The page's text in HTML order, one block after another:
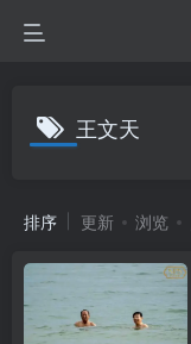
王文天
排序 更新 浏览